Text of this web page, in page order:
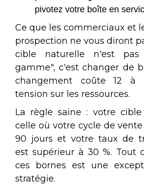
pivotez votre boîte en
Ce que les commerciaux et
prospection ne vous diront
cible naturelle n'est
gamme", c'est changer de
changement coûte 12
tension sur les ressources.
La règle saine : votre
celle où votre cycle de
90 jours et votre taux de
est supérieur à 30 %. Tout
ces bornes est une
stratégie.